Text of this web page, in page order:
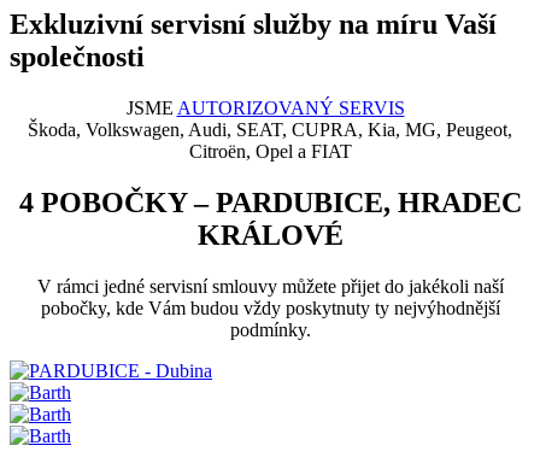
Exkluzivní servisní služby na míru Vaší
společnosti
JSME AUTORIZOVANÝ SERVIS
Škoda, Volkswagen, Audi, SEAT, CUPRA, Kia, MG, Peugeot,
Citroën, Opel a FIAT
4 POBOČKY – PARDUBICE, HRADEC
KRÁLOVÉ
V rámci jedné servisní smlouvy můžete přijet do jakékoli naší
pobočky, kde Vám budou vždy poskytnuty ty nejvýhodnější
podmínky.